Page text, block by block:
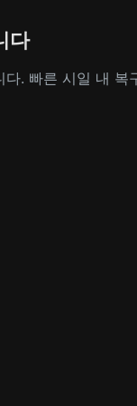
다
. 빠른 시일 내 복